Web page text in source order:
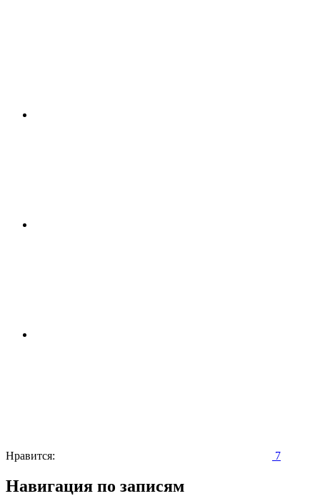
Нравится: 7
Навигация по записям